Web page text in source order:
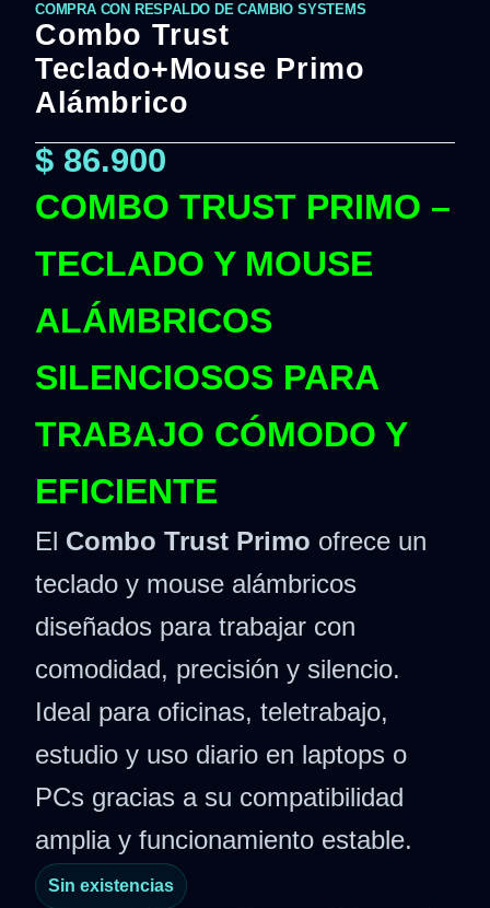
COMPRA CON RESPALDO DE CAMBIO SYSTEMS
Combo Trust
Teclado+Mouse Primo
Alámbrico
$ 86.900
COMBO TRUST PRIMO –
TECLADO Y MOUSE
ALÁMBRICOS
SILENCIOSOS PARA
TRABAJO CÓMODO Y
EFICIENTE
El Combo Trust Primo ofrece un
teclado y mouse alámbricos
diseñados para trabajar con
comodidad, precisión y silencio.
Ideal para oficinas, teletrabajo,
estudio y uso diario en laptops o
PCs gracias a su compatibilidad
amplia y funcionamiento estable.
Sin existencias